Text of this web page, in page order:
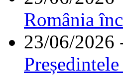
România
23/06/2026